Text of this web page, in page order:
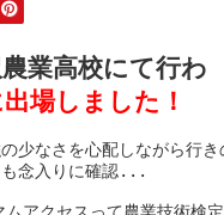
業高校にて行わ
場しました！
少なさを心配しながら行
も念入りに確認...